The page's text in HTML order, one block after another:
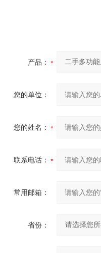
产品：
您的单位：
您的姓名：
联系电话：
常用邮箱：
省份：